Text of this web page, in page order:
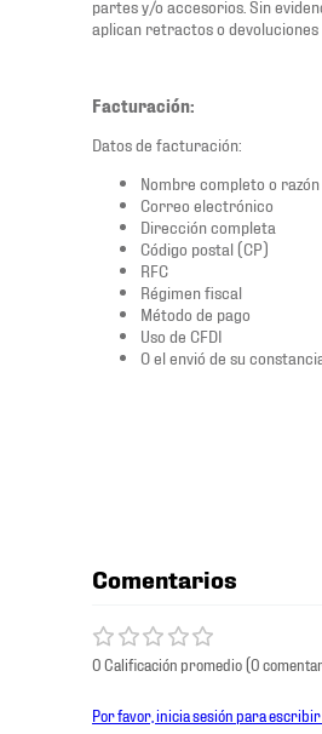
partes y/o accesorios. Sin
aplican retractos o
Facturación:
Datos de facturación:
Nombre completo o
Correo electrónico
Dirección completa
Código postal (CP)
RFC
Régimen fiscal
Método de pago
Uso de CFDI
O el envió de su
Comentarios
0 Calificación promedio(0
Por favor, inicia sesión para